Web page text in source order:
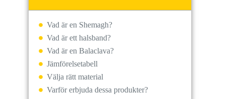
Vad är en Shemagh?
Vad är ett halsband?
Vad är en Balaclava?
Jämförelsetabell
Välja rätt material
Varför erbjuda dessa produkter?